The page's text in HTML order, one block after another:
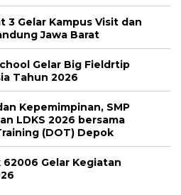
3 Gelar Kampus Visit dan
Jawa Barat
Gelar Big Fieldrtip
Tahun 2026
Kepemimpinan, SMP
LDKS 2026 bersama
(DOT) Depok
Gelar Kegiatan